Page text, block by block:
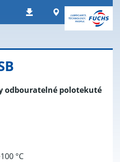
StahováníWorldwide
odbouratelné polotekuté
°C